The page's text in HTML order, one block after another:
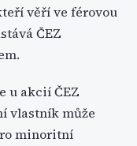
věří ve férovou
ČEZ
u akcií ČEZ
vlastník může
minoritní